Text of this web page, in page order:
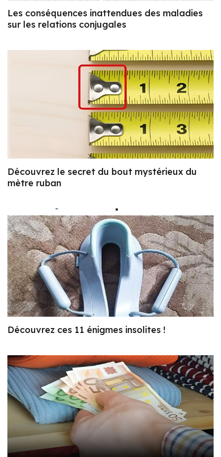
Les conséquences inattendues des maladies
sur les relations conjugales
Découvrez le secret du bout mystérieux du
mètre ruban
Découvrez ces 11 énigmes insolites !